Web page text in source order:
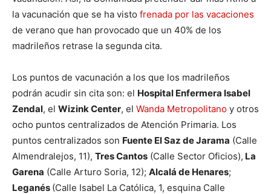
la vacunación que se ha visto frenada por las vacaciones
de verano que han provocado que un 40% de los
madrileños retrase la segunda cita.
Los puntos de vacunación a los que los madrileños
podrán acudir sin cita son: el Hospital Enfermera Isabel
Zendal, el Wizink Center, el Wanda Metropolitano y otros
ocho puntos centralizados de Atención Primaria. Los
puntos centralizados son Fuente El Saz de Jarama (Calle
Almendralejos, 11), Tres Cantos (Calle Sector Oficios), La
Garena (Calle Arturo Soria, 12); Alcalá de Henares;
Leganés (Calle Isabel La Católica, 1, esquina Calle